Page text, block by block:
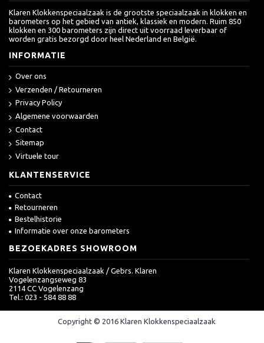
Klaren Klokkenspeciaalzaak is de grootste speciaalzaak in klokken en
barometers op het gebied van antiek, klassiek en modern. Ruim 850
klokken en 300 barometers zijn direct uit voorraad leverbaar of
worden gratis bezorgd door heel Nederland en België.
INFORMATIE
Over ons
Verzenden / Retourneren
Privacy Policy
Algemene voorwaarden
Contact
Sitemap
Virtuele tour
KLANTENSERVICE
Contact
Retourneren
Bestelhistorie
Informatie over onze barometers
BEZOEKADRES SHOWROOM
Klaren Klokkenspeciaalzaak / Gebrs. Klaren
Vogelenzangseweg 83
2114 CC Vogelenzang
Tel.: 023 - 584 88 88
Copyright © 2016 Klaren Klokkenspeciaalzaak